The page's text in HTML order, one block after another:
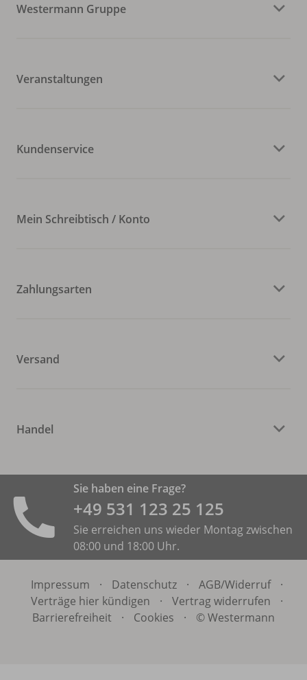
Westermann Gruppe
Veranstaltungen
Kundenservice
Mein Schreibtisch / Konto
Zahlungsarten
Versand
Handel
Sie haben eine Frage?
+49 531 ­123 25 125
Sie erreichen uns wieder Montag zwischen
08:00 und 18:00 Uhr.
Impressum · Datenschutz · AGB/Widerruf
·
Verträge hier kündigen
· Vertrag widerrufen
·
Barrierefreiheit
· Cookies · © Westermann